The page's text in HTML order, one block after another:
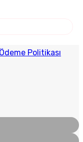
Politikası